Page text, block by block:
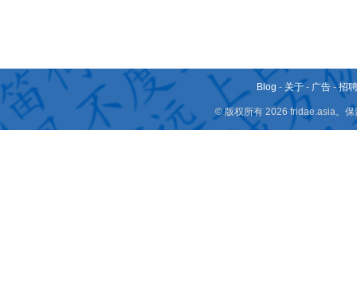
Blog - 关于 - 广告 -招
© 版权所有 2026 fridae.asia。